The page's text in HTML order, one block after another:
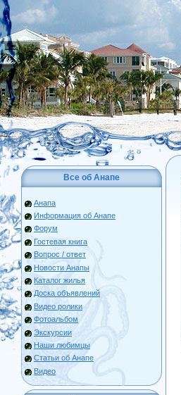
Все об Анапе
Анапа
Информация об Анапе
Форум
Гостевая книга
Вопрос / ответ
Новости Анапы
Каталог жилья
Доска объявлений
Видео ролики
Фотоальбом
Экскурсии
Наши любимцы
Статьи об Анапе
Видео